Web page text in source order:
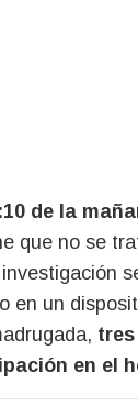
de la
que no se
en un
en el